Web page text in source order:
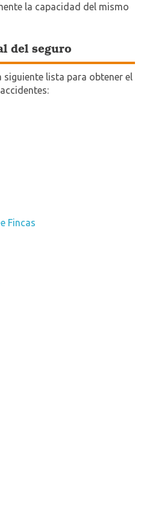
la capacidad del mismo
del seguro
siguiente lista para obtener el
Fincas